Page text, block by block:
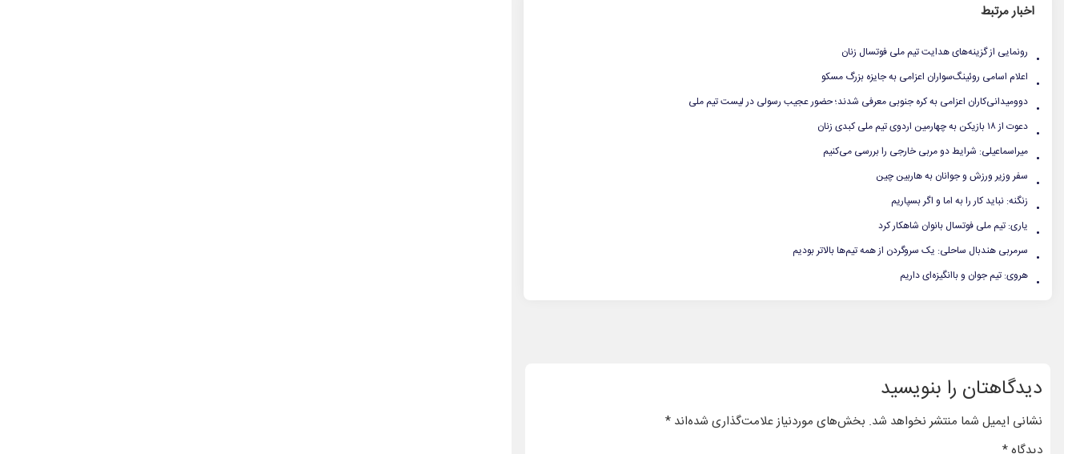
اخبار مرتبط
. رونمایی از گزینه‌های هدایت تیم ملی فوتسال زنان
. اعلام اسامی روئینگ‌سواران اعزامی به جایزه بزرگ مسکو
. دوومیدانی‌کاران اعزامی به کره جنوبی معرفی شدند؛ حضور عجیب رسولی در لیست تیم ملی
. دعوت از ۱۸ بازیکن به چهارمین اردوی تیم ملی کبدی زنان
. میراسماعیلی: شرایط دو مربی خارجی را بررسی می‌کنیم
. سفر وزیر ورزش و جوانان به هاربین چین
. زنگنه: نباید کار را به اما و اگر بسپاریم
. یاری: تیم ملی فوتسال بانوان شاهکار کرد
. سرمربی هندبال ساحلی: یک سروگردن از همه تیم‌ها بالاتر بودیم
. هروی: تیم جوان و باانگیزه‌ای داریم
دیدگاهتان را بنویسید
نشانی ایمیل شما منتشر نخواهد شد. بخش‌های موردنیاز علامت‌گذاری شده‌اند*